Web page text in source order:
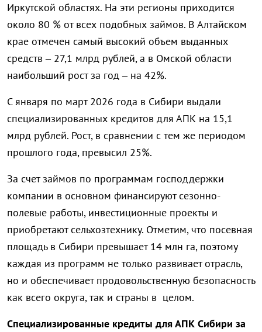
Иркутской областях. На эти регионы приходится
около 80 % от всех подобных займов. В Алтайском
крае отмечен самый высокий объем выданных
средств – 27,1 млрд рублей, а в Омской области
наибольший рост за год – на 42%.
С января по март 2026 года в Сибири выдали
специализированных кредитов для АПК на 15,1
млрд рублей. Рост, в сравнении с тем же периодом
прошлого года, превысил 25%.
За счет займов по программам господдержки
компании в основном финансируют сезонно-
полевые работы, инвестиционные проекты и
приобретают сельхозтехнику. Отметим, что посевная
площадь в Сибири превышает 14 млн га, поэтому
каждая из программ не только развивает отрасль,
но и обеспечивает продовольственную безопасность
как всего округа, так и страны в целом.
Специализированные кредиты для АПК Сибири за